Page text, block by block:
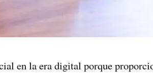
en la era digital porque